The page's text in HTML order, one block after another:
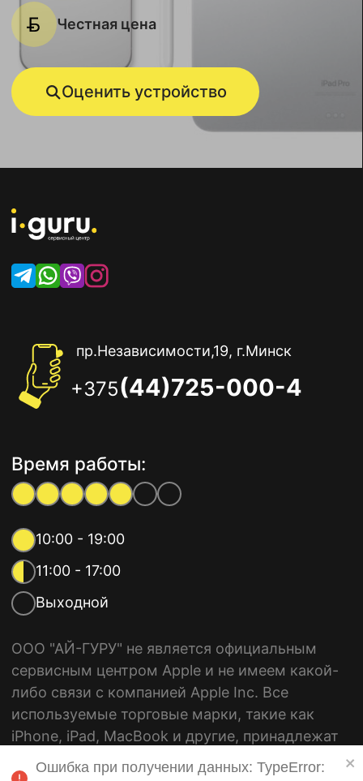
Честная цена
Оценить устройство
пр.Независимости,19, г.Минск
+375(44)725-000-4
Время работы:
10:00 - 19:00
11:00 - 17:00
Выходной
ООО "АЙ-ГУРУ" не является официальным
сервисным центром Apple и не имеем какой-
либо связи с компанией Apple Inc. Все
используемые торговые марки, такие как
iPhone, iPad, MacBook и другие, принадлежат
Apple Inc. Мы предоставляем независимые